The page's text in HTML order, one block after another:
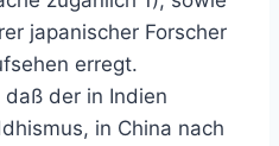
japanischer Forscher
erregt.
der in Indien
in China nach